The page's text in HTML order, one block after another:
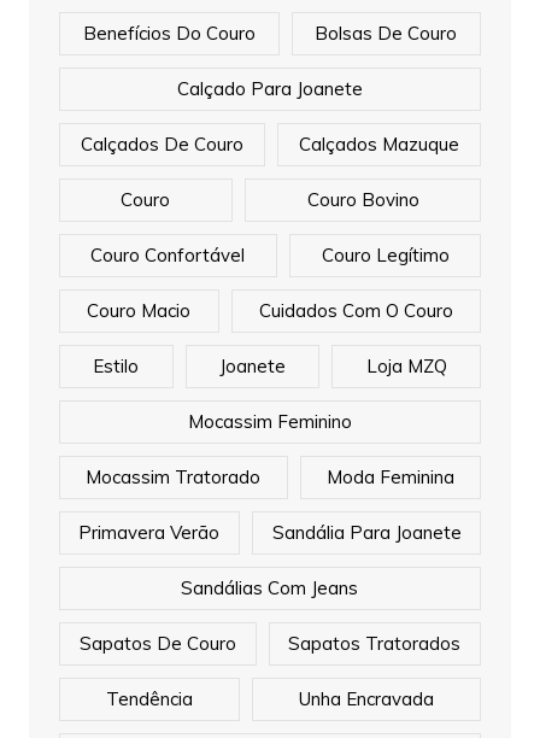
Benefícios Do Couro Bolsas De Couro
Calçado Para Joanete
Calçados De Couro Calçados Mazuque
Couro Couro Bovino
Couro Confortável Couro Legítimo
Couro Macio Cuidados Com O Couro
Estilo Joanete Loja MZQ
Mocassim Feminino
Mocassim Tratorado Moda Feminina
Primavera Verão Sandália Para Joanete
Sandálias Com Jeans
Sapatos De Couro Sapatos Tratorados
Tendência Unha Encravada